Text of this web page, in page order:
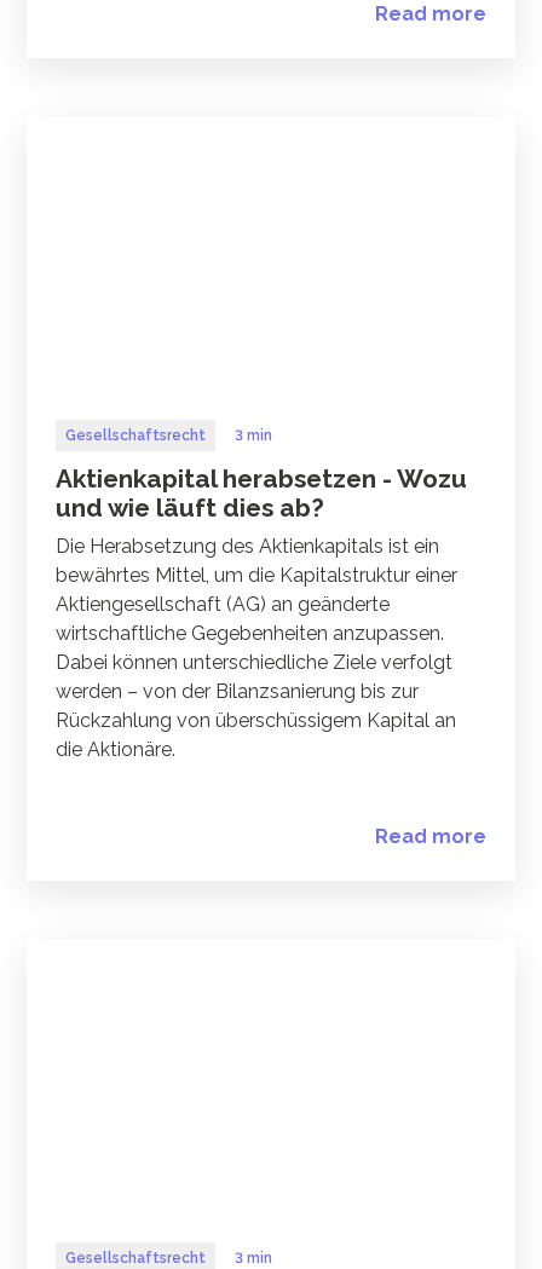
Read more
Gesellschaftsrecht 3 min
Aktienkapital herabsetzen - Wozu
und wie läuft dies ab?
Die Herabsetzung des Aktienkapitals ist ein
bewährtes Mittel, um die Kapitalstruktur einer
Aktiengesellschaft (AG) an geänderte
wirtschaftliche Gegebenheiten anzupassen.
Dabei können unterschiedliche Ziele verfolgt
werden – von der Bilanzsanierung bis zur
Rückzahlung von überschüssigem Kapital an
die Aktionäre.
Read more
Gesellschaftsrecht 3 min